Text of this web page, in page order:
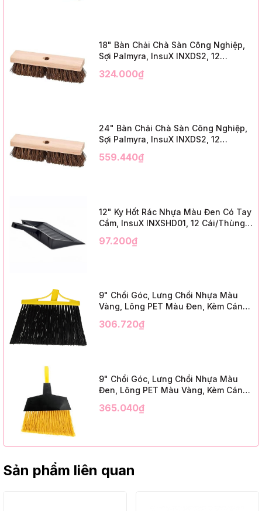
18" Bàn Chải Chà Sàn Công Nghiệp,
Sợi Palmyra, InsuX INXDS2, 12
Trim)
324.000₫
24" Bàn Chải Chà Sàn Công Nghiệp,
Sợi Palmyra, InsuX INXDS2, 12
3" Trim)
559.440₫
12" Ky Hốt Rác Nhựa Màu Đen Có Tay
Cầm, InsuX INXSHD01, 12 Cái/Thùng,
Black Plastic)
97.200₫
9" Chổi Góc, Lưng Chổi Nhựa Màu
Vàng, Lông PET Màu Đen, Kèm Cán
12 Bộ/Thùng (9" Angle Broom, Yellow
306.720₫
9" Chổi Góc, Lưng Chổi Nhựa Màu
Đen, Lông PET Màu Vàng, Kèm Cán
12 Bộ/Thùng (9" Angle Broom, Black
365.040₫
Sản phẩm liên quan